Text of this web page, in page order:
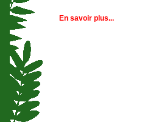
En savoir plus...